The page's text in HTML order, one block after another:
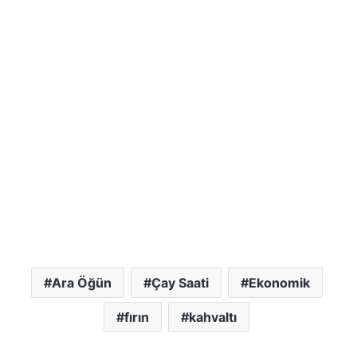
Ara Öğün Çay Saati Ekonomik
fırın kahvaltı